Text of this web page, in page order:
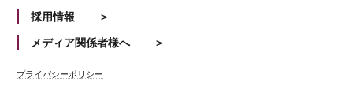
採用情報
メディア関係者様へ
プライバシーポリシー